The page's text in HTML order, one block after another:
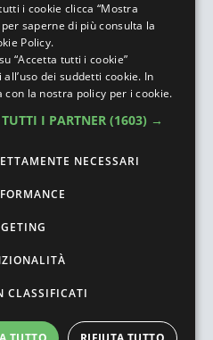
i cookie clicca “Mostra
saperne di più consulta la
Policy.
“Accetta tutti i cookie”
dei suddetti cookie. In
con la nostra policy per i cookie.
I PARTNER (1603) →
NECESSARI
CLASSIFICATI